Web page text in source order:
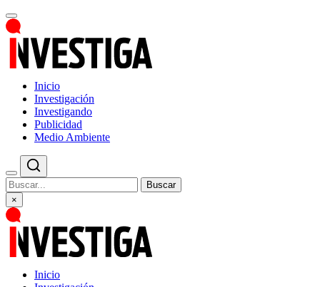
Inicio
Investigación
Investigando
Publicidad
Medio Ambiente
Buscar
×
Inicio